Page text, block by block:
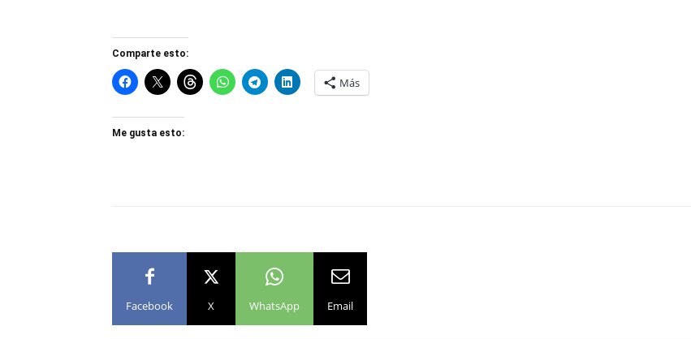
Comparte esto:
Más
Me gusta esto:
Facebook X WhatsApp Email